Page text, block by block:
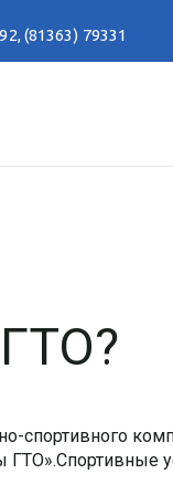
,(81363) 79331
спортивного